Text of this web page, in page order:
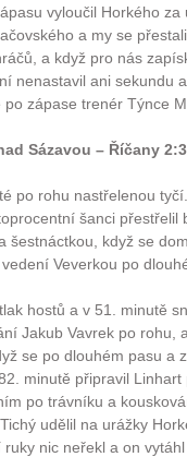
vyloučil Horkého za
a my se
a když pro nás
nenastavil ani sekundu
zápase trenér Týnce
Sázavou – Říčany
po rohu nastřelenou
šanci přestřelil
šestnáctkou, když se
Veverkou po
hostů a v 51. minutě
Jakub Vavrek po rohu,
se po dlouhém pasu a
minutě připravil
po trávníku a
udělil na urážky
nic neřekl a on